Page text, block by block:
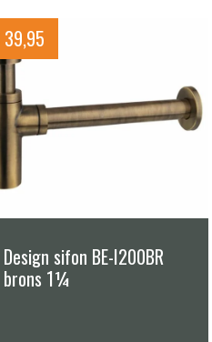
39,95
Design sifon BE-I200BR
brons 1¼